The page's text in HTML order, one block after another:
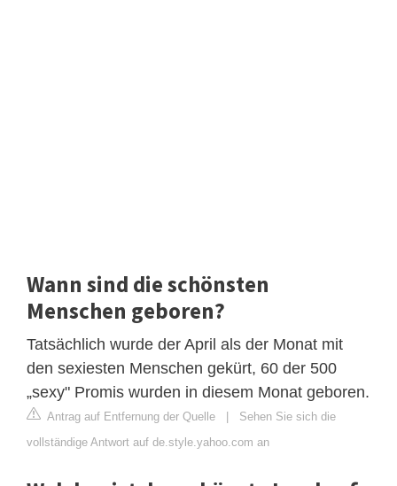
Wann sind die schönsten
Menschen geboren?
Tatsächlich wurde der April als der Monat mit
den sexiesten Menschen gekürt, 60 der 500
„sexy" Promis wurden in diesem Monat geboren.
Antrag auf Entfernung der Quelle | Sehen Sie sich die
vollständige Antwort auf de.style.yahoo.com an